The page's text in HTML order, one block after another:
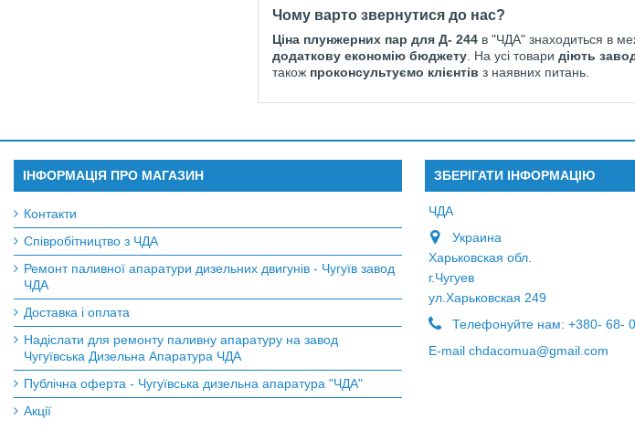
Чому варто звернутися до нас?
Ціна плунжерних пар для Д- 244 в "ЧДА" знаходиться в
додаткову економію бюджету. На усі товари діють
також проконсультуємо клієнтів з наявних питань.
ІНФОРМАЦІЯ ПРО МАГАЗИН
Контакти
Співробітництво з ЧДА
Ремонт паливної апаратури дизельних двигунів - Чугуїв завод
ЧДА
Доставка і оплата
Надіслати для ремонту паливну апаратуру на завод
Чугуївська Дизельна Апаратура ЧДА
Публічна оферта - Чугуївська дизельна апаратура "ЧДА"
Акції
ЗБЕРІГАТИ ІНФОРМАЦІЮ
ЧДА
Украина
Харьковская обл.
г.Чугуев
ул.Харьковская 249
Телефонуйте нам: +380- 68-
E-maіl chdacomua@gmail.com